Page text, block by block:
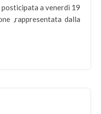
a venerdì 19
,rappresentata dalla